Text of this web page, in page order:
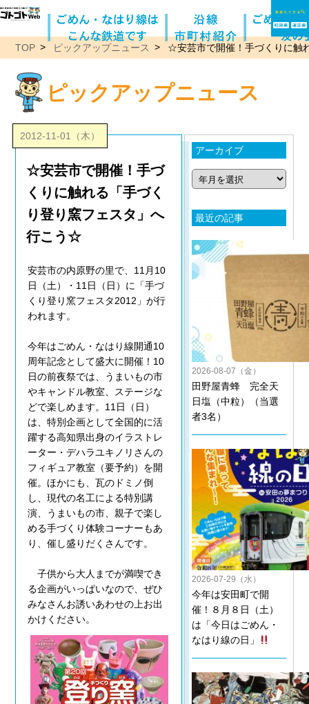
TOP ピックアップニュース ☆安芸市で開催！手づくりに触
ピックアップニュース
2012-11-01（木）
☆安芸市で開催！手づ
くりに触れる「手づく
り登り窯フェスタ」へ
行こう☆
安芸市の内原野の里で、11月10
日（土）・11日（日）に「手づ
くり登り窯フェスタ2012」が行
われます。
今年はごめん・なはり線開通10
周年記念として盛大に開催！10
日の前夜祭では、うまいもの市
やキャンドル教室、ステージな
どで楽しめます。11日（日）
は、特別企画として全国的に活
躍する高知県出身のイラストレ
ーター・デハラユキノリさんの
フィギュア教室（要予約）を開
催。ほかにも、瓦のドミノ倒
し、現代の名工による特別講
演、うまいもの市、親子で楽し
める手づくり体験コーナーもあ
り、催し盛りだくさんです。
子供から大人までが満喫でき
る企画がいっぱいなので、ぜひ
みなさんお誘いあわせの上お出
かけください。
アーカイブ
最近の記事
2026-08-07（金）
田野屋青蜂 完全天
日塩（中粒）（当選
者3名）
2026-07-29（水）
今年は安田町で開
催！８月８日（土）
は「今日はごめん・
なはり線の日」